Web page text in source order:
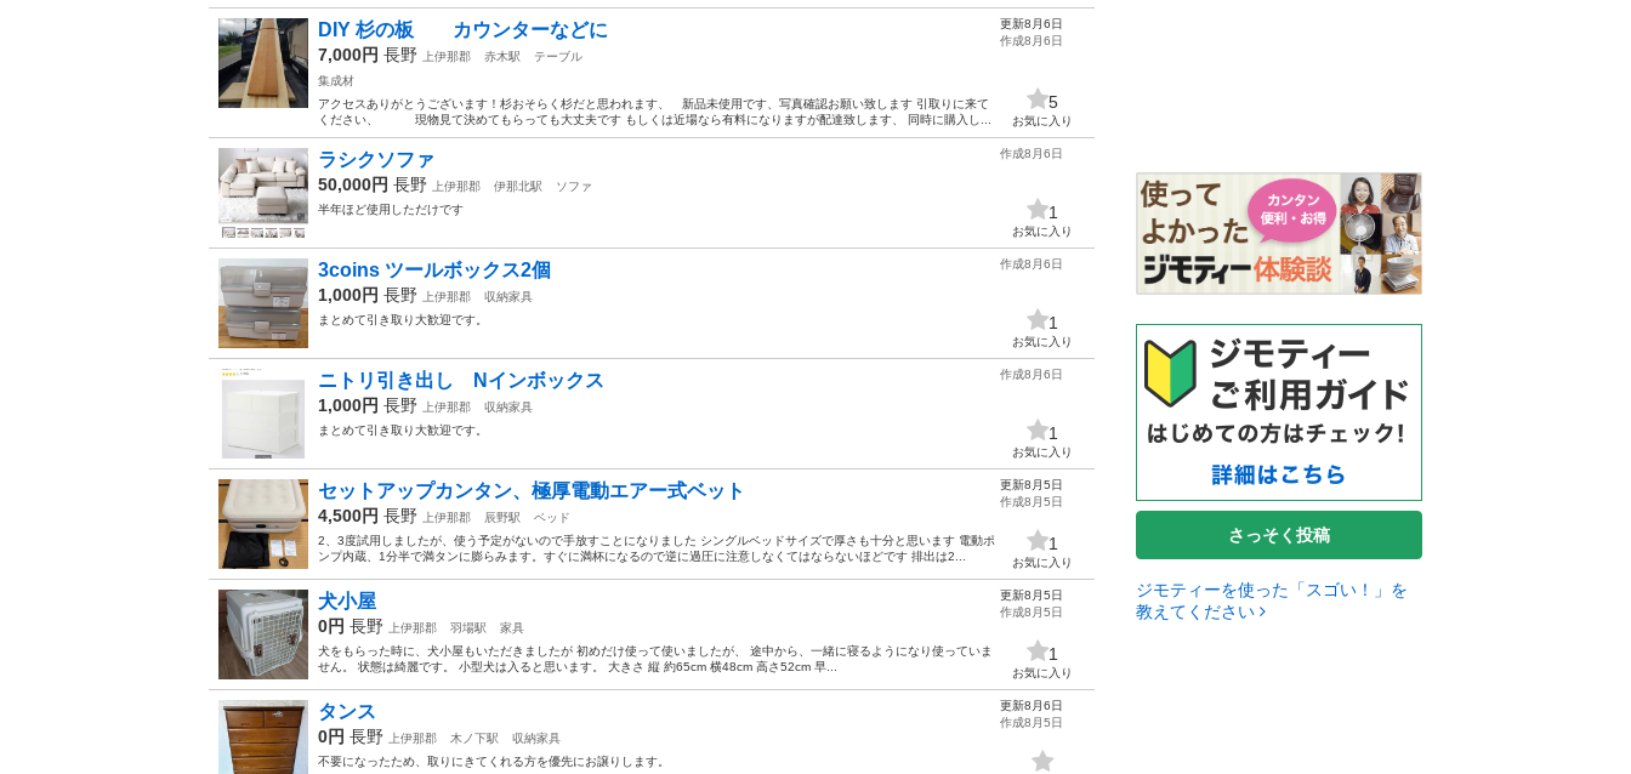
DIY 杉の板 カウンターなどに
7,000円 長野 上伊那郡 赤木駅
テーブル
集成材
アクセスありがとうございます！杉おそらく杉だと思われます、 新品未使用です、写真確認お願い致します 引取りに来て
ください、 現物見て決めてもらっても大丈夫です もしくは近場なら有料になりますが配達致します、 同時に購入し...
更新8月6日
作成8月6日
5
お気に入り
ラシクソファ
50,000円 長野 上伊那郡 伊那北駅
ソファ
半年ほど使用しただけです
作成8月6日
1
お気に入り
3coins ツールボックス2個
1,000円 長野 上伊那郡
収納家具
まとめて引き取り大歓迎です。
作成8月6日
1
お気に入り
ニトリ引き出し Nインボックス
1,000円 長野 上伊那郡
収納家具
まとめて引き取り大歓迎です。
作成8月6日
1
お気に入り
セットアップカンタン、極厚電動エアー式ベット
4,500円 長野 上伊那郡 辰野駅
ベッド
2、3度試用しましたが、使う予定がないので手放すことになりました シングルベッドサイズで厚さも十分と思います 電動ポ
ンプ内蔵、1分半で満タンに膨らみます。すぐに満杯になるので逆に過圧に注意しなくてはならないほどです 排出は2...
更新8月5日
作成8月5日
1
お気に入り
犬小屋
0円 長野 上伊那郡 羽場駅
家具
犬をもらった時に、犬小屋もいただきましたが 初めだけ使って使いましたが、 途中から、一緒に寝るようになり使っていま
せん。 状態は綺麗です。 小型犬は入ると思います。 大きさ 縦 約65cm 横48cm 高さ52cm 早...
更新8月5日
作成8月5日
1
お気に入り
タンス
0円 長野 上伊那郡 木ノ下駅
収納家具
不要になったため、取りにきてくれる方を優先にお譲りします。
更新8月6日
作成8月5日
さっそく投稿
ジモティーを使った「スゴい！」を
教えてください